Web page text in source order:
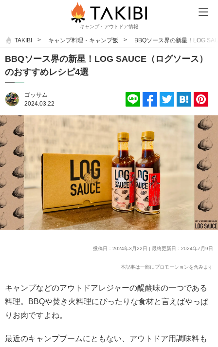
キャンプ・アウトドア情報
TAKIBI キャンプ料理・キャンプ飯 BBQソース界の新星！LOG
BBQソース界の新星！LOG SAUCE（ログソース）
のおすすめレシピ4選
ゴッサム
2024.03.22
投稿日：2024年3月22日 | 最終更新日：2024年7月9日
本記事は一部にプロモーションを含みます
キャンプなどのアウトドアレジャーの醍醐味の一つである
料理。BBQや焚き火料理にぴったりな食材と言えばやっぱ
りお肉ですよね。
最近のキャンプブームにともない、アウトドア用調味料も